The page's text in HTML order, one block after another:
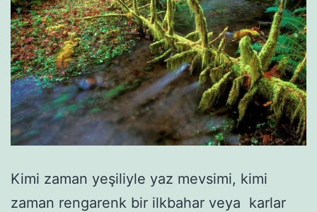
Kimi zaman yeşiliyle yaz mevsimi, kimi
zaman rengarenk bir ilkbahar veya karlar